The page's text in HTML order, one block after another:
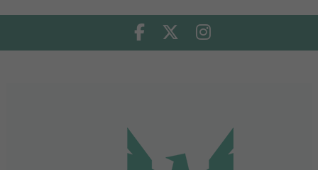
Facebook Twitter Instagram